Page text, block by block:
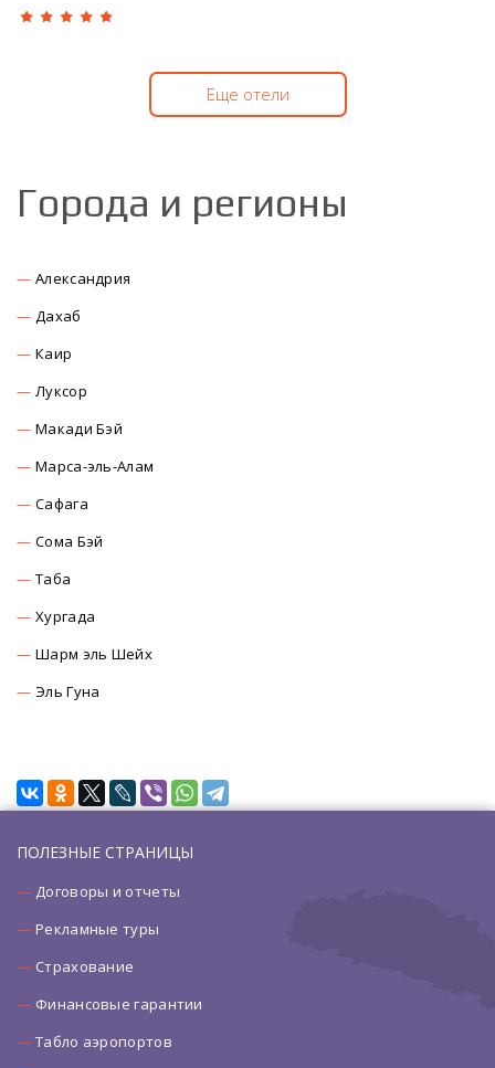
Еще отели
Города и регионы
Александрия
Дахаб
Каир
Луксор
Макади Бэй
Марса-эль-Алам
Сафага
Сома Бэй
Таба
Хургада
Шарм эль Шейх
Эль Гуна
ПОЛЕЗНЫЕ СТРАНИЦЫ
Договоры и отчеты
Рекламные туры
Страхование
Финансовые гарантии
Табло аэропортов